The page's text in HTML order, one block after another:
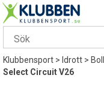
Klubbensport> Idrott>
Select Circuit V26